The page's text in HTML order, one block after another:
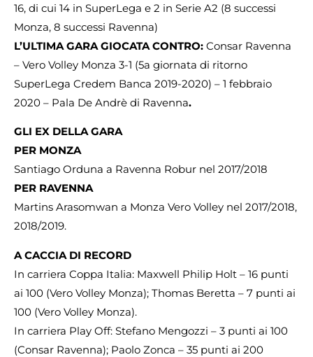
16, di cui 14 in SuperLega e 2 in Serie A2 (8 successi
Monza, 8 successi Ravenna)
L’ULTIMA GARA GIOCATA CONTRO: Consar Ravenna
– Vero Volley Monza 3-1 (5a giornata di ritorno
SuperLega Credem Banca 2019-2020) – 1 febbraio
2020 – Pala De Andrè di Ravenna.
GLI EX DELLA GARA
PER MONZA
Santiago Orduna a Ravenna Robur nel 2017/2018
PER RAVENNA
Martins Arasomwan a Monza Vero Volley nel 2017/2018,
2018/2019.
A CACCIA DI RECORD
In carriera Coppa Italia: Maxwell Philip Holt – 16 punti
ai 100 (Vero Volley Monza); Thomas Beretta – 7 punti ai
100 (Vero Volley Monza).
In carriera Play Off: Stefano Mengozzi – 3 punti ai 100
(Consar Ravenna); Paolo Zonca – 35 punti ai 200